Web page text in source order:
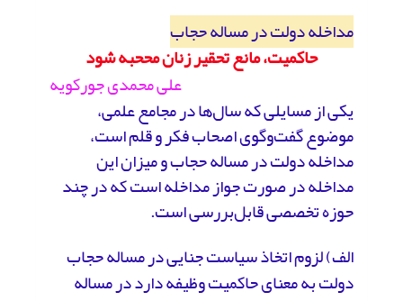
مداخله دولت در مساله حجاب
حاکمیت، مانع تحقیر زنان مححبه شود
علی محمدی جورکویه
یکی از مسایلی که سال‌ها در مجامع علمی،
موضوع گفت‌وگوی اصحاب فکر و قلم است،
مداخله دولت در مساله حجاب و میزان این
مداخله در صورت جواز مداخله است که در چند
حوزه تخصصی قابل‌بررسی است.
الف) لزوم اتخاذ سیاست جنایی در مساله حجاب
دولت به معنای حاکمیت وظیفه دارد در مساله